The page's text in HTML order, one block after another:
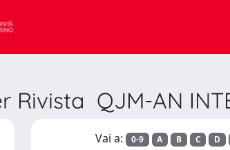
Rivista QJM-AN
Vai a: 0-9 A B C D